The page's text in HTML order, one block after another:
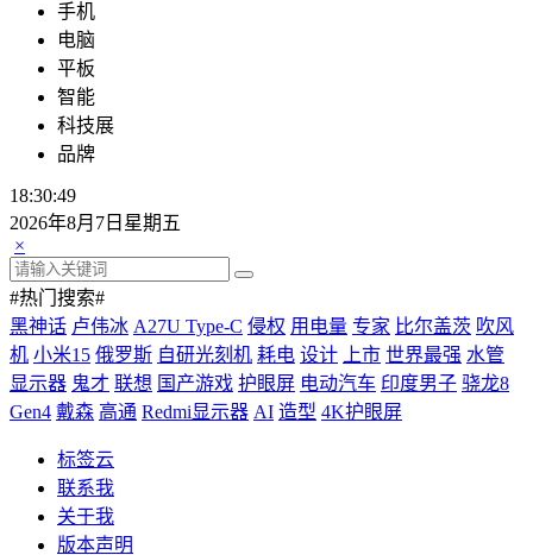
手机
电脑
平板
智能
科技展
品牌
18:30:50
2026年8月7日星期五
×
#热门搜索#
黑神话 卢伟冰 A27U Type-C 侵权 用电量 专家 比尔盖茨 吹风
机 小米15 俄罗斯 自研光刻机 耗电 设计 上市 世界最强 水管
显示器 鬼才 联想 国产游戏 护眼屏 电动汽车 印度男子 骁龙8
Gen4 戴森 高通 Redmi显示器 AI 造型 4K护眼屏
标签云
联系我
关于我
版本声明